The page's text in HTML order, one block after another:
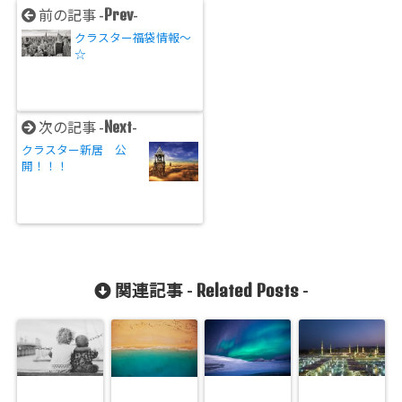
前の記事 -Prev-
クラスター福袋情報〜
☆
次の記事 -Next-
クラスター新居 公
開！！！
関連記事 - Related Posts-